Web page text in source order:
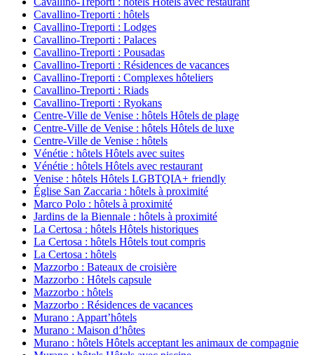
Cavallino-Treporti : hôtels
Cavallino-Treporti : Lodges
Cavallino-Treporti : Palaces
Cavallino-Treporti : Pousadas
Cavallino-Treporti : Résidences de vacances
Cavallino-Treporti : Complexes hôteliers
Cavallino-Treporti : Riads
Cavallino-Treporti : Ryokans
Centre-Ville de Venise : hôtels Hôtels de plage
Centre-Ville de Venise : hôtels Hôtels de luxe
Centre-Ville de Venise : hôtels
Vénétie : hôtels Hôtels avec suites
Vénétie : hôtels Hôtels avec restaurant
Venise : hôtels Hôtels LGBTQIA+ friendly
Église San Zaccaria : hôtels à proximité
Marco Polo : hôtels à proximité
Jardins de la Biennale : hôtels à proximité
La Certosa : hôtels Hôtels historiques
La Certosa : hôtels Hôtels tout compris
La Certosa : hôtels
Mazzorbo : Bateaux de croisière
Mazzorbo : Hôtels capsule
Mazzorbo : hôtels
Mazzorbo : Résidences de vacances
Murano : Appart’hôtels
Murano : Maison d’hôtes
Murano : hôtels Hôtels acceptant les animaux de compagnie